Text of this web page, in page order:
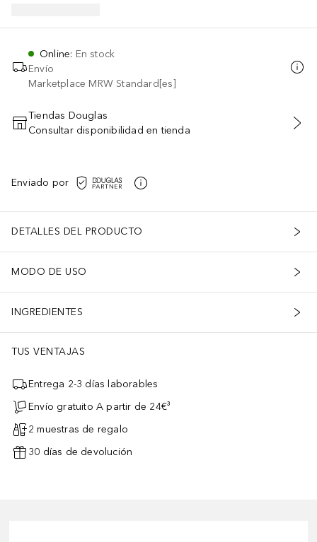
Online: En stock
Envío
Marketplace MRW Standard[es]
AÑADIR AL CARRITO
Tiendas Douglas
Consultar disponibilidad en tienda
Enviado por
DETALLES DEL PRODUCTO
MODO DE USO
INGREDIENTES
TUS VENTAJAS
Entrega 2-3 días laborables
Envío gratuito A partir de 24€³
2 muestras de regalo
30 días de devolución